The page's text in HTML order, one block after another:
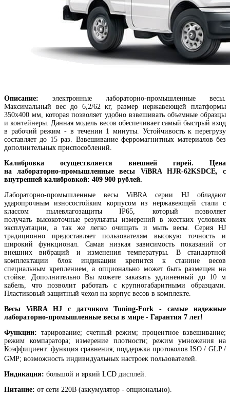
Описание: электронные лабораторно-промышленные весы.
Максимальный вес до 6,2/62 кг, размер нержавеющей платформы
350х400 мм, которая позволяет удобно взвешивать объемные образцы
и контейнеры. Данная модель весов обеспечивает самый быстрый вход
в рабочий режим - в течении 1 минуты. Устойчивость к перегрузу
составляет до 15 раз. Взвешивание ферромагнитных материалов без
дополнительных приспособлений.
Калибровка осуществляется внешней гирей.
Цена
на лабораторно-промышленные весы ViBRA HJR-62KSDCE, с
внутренней калибровкой: 409 900 рублей.
Лабораторно-промышленные весы ViBRA серии HJ обладают
ударопрочным износостойким корпусом из нержавеющей стали с
классом пылевлагозащиты IP65, который позволяет
получать высокоточные результаты измерений в жестких условиях
эксплуатации, а так же легко очищать и мыть весы. Серия HJ
традиционно предоставляет пользователям высокую точность и
широкий функционал. Самая низкая зависимость показаний от
внешних вибраций и изменения температуры. В стандартной
комплектации блок индикации крепится к станине весов
специальным креплением, а опционально может быть размещен на
стойке. Дополнительно Вы можете заказать удлиненный до 10 м
кабель, что позволит работать с крупногабаритными образцами.
Пластиковый защитный чехол на корпус весов в комплекте.
Весы ViBRA HJ с датчиком Tuning-Fork - самые надежные
лабораторно-промышленные весы в мире - Гарантия 7 лет!
Функции: тарирование; счетный режим; процентное взвешивание;
режим компаратора; измерение плотности; режим умножения на
Коэффициент: функция сравнения; поддержка протоколов ISO / GLP /
GMP; возможность индивидуальных настроек пользователей.
Индикация: большой и яркий LCD дисплей.
Питание: от сети 220В (аккумулятор - опционально).